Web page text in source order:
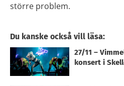
större problem.
Du kanske också vill läsa:
27/11 –
konsert i